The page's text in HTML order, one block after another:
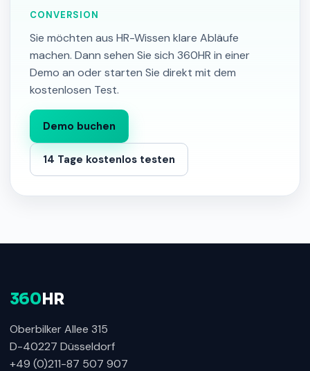
CONVERSION
Sie möchten aus HR-Wissen klare Abläufe
machen. Dann sehen Sie sich 360HR in einer
Demo an oder starten Sie direkt mit dem
kostenlosen Test.
Demo buchen
14 Tage kostenlos testen
360 HR
Oberbilker Allee 315
D-40227 Düsseldorf
+49 (0)211-87 507 907